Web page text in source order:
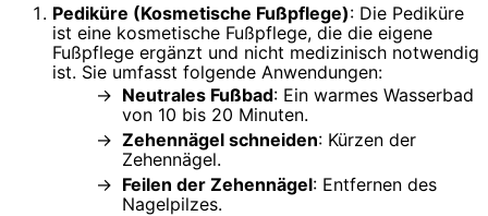
Pediküre (Kosmetische Fußpflege): Die Pediküre
ist eine kosmetische Fußpflege, die die eigene
Fußpflege ergänzt und nicht medizinisch notwendig
ist. Sie umfasst folgende Anwendungen:
Neutrales Fußbad: Ein warmes Wasserbad
von 10 bis 20 Minuten.
Zehennägel schneiden: Kürzen der
Zehennägel.
Feilen der Zehennägel: Entfernen des
Nagelpilzes.